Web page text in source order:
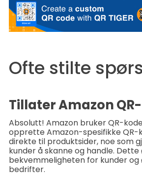
Ofte stilte
Tillater Amazon
Absolutt! Amazon bruker QR-
opprette Amazon-spesifikke QR-
direkte til produktsider, noe som
kunder å skanne og handle. Dette
bekvemmeligheten for kunder
bedrifter.